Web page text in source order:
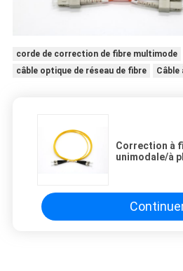
corde de correction de fibre multimode
câble optique de réseau de fibre
Câble
Correction à
unimodale/à
LC/SC/FC/ST